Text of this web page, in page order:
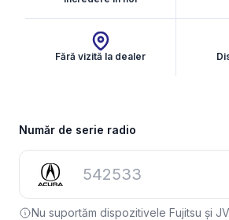
Fără vizită la dealer
Obțineți codul radio
Număr de serie radio
Nu suportăm dispozitivele Fujitsu și